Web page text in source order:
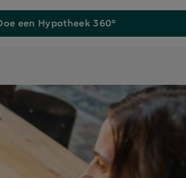
een Hypotheek 360°